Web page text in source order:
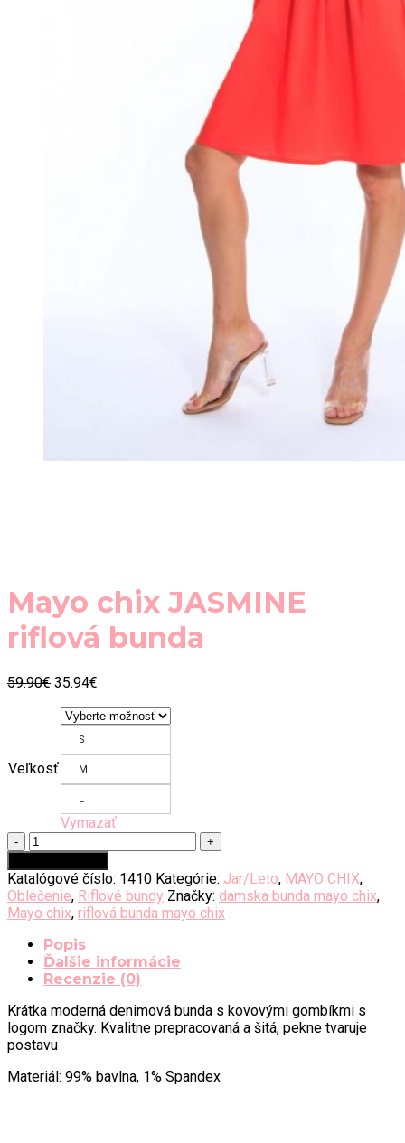
Mayo chix JASMINE
riflová bunda
59.90€ Original
was:
59.90€.
35.94€
is:
Veľkosť
S
M
L
Vymazať
množstvo
Mayo
chix
JASMINE
riflová
bunda
Katalógové číslo: 1410 Kategórie: Jar/Leto, MAYO CHIX,
Oblečenie, Riflové bundy Značky: damska bunda mayo chix,
Mayo chix, riflová bunda mayo chix
Popis
Ďalšie informácie
Recenzie (0)
Krátka moderná denimová bunda s kovovými gombíkmi s
logom značky. Kvalitne prepracovaná a šitá, pekne tvaruje
postavu
Materiál: 99% bavlna, 1% Spandex